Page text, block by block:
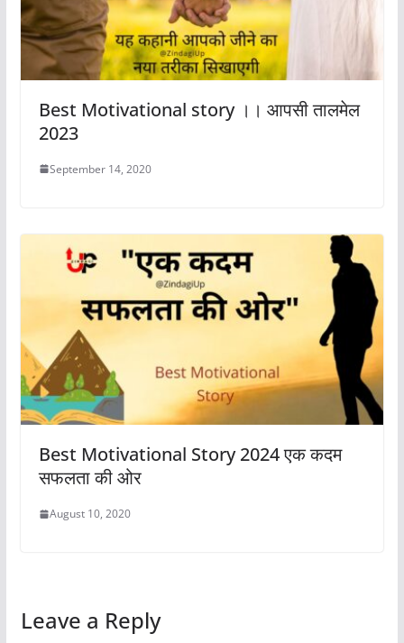
Best Motivational story ।। आपसी तालमेल
2023
September 14, 2020
Best Motivational Story 2024 एक कदम
सफलता की ओर
August 10, 2020
Leave a Reply